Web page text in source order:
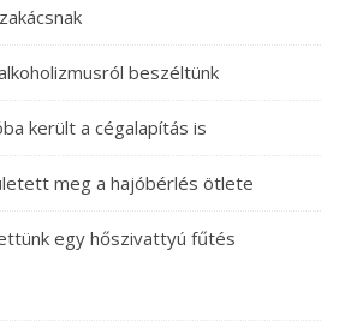
beszéltünk
került a cégalapítás is
meg a hajóbérlés ötlete
egy hőszivattyú fűtés